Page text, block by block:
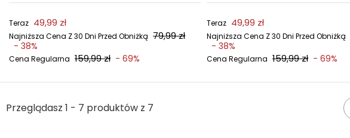
Teraz 49,99 zł
Najniższa Cena Z 30 Dni Przed Obniżką 79,99 zł
- 38%
Cena Regularna 159,99 zł - 69%
Teraz 49,99 zł
Najniższa Cena Z 30 Dni Przed Obniżką
- 38%
Cena Regularna 159,99 zł - 69%
Przeglądasz 1 - 7 produktów z 7